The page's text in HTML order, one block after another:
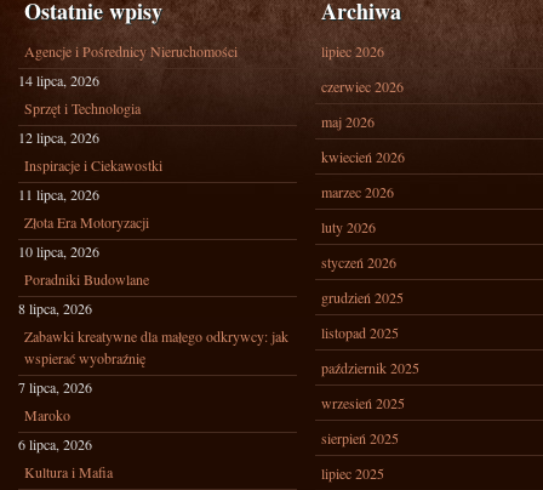
Ostatnie wpisy
Agencje i Pośrednicy Nieruchomości
14 lipca, 2026
Sprzęt i Technologia
12 lipca, 2026
Inspiracje i Ciekawostki
11 lipca, 2026
Złota Era Motoryzacji
10 lipca, 2026
Poradniki Budowlane
8 lipca, 2026
Zabawki kreatywne dla małego odkrywcy: jak
wspierać wyobraźnię
7 lipca, 2026
Maroko
6 lipca, 2026
Kultura i Mafia
Archiwa
lipiec 2026
czerwiec 2026
maj 2026
kwiecień 2026
marzec 2026
luty 2026
styczeń 2026
grudzień 2025
listopad 2025
październik 2025
wrzesień 2025
sierpień 2025
lipiec 2025